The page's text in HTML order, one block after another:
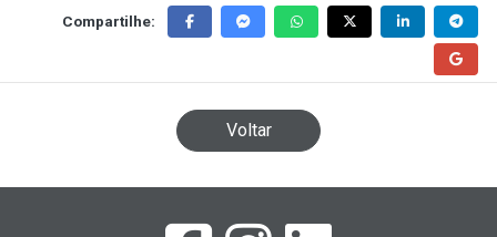
Compartilhe:
Voltar